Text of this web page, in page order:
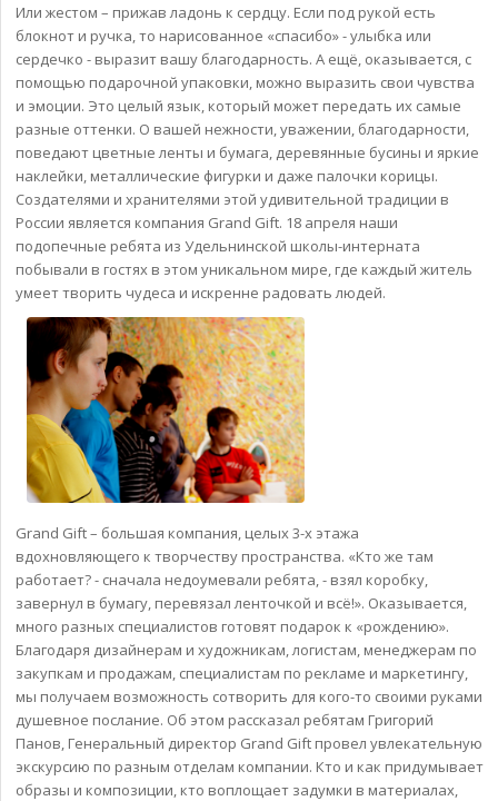
Или жестом – прижав ладонь к сердцу. Если под рукой есть
блокнот и ручка, то нарисованное «спасибо» - улыбка или
сердечко - выразит вашу благодарность. А ещё, оказывается, с
помощью подарочной упаковки, можно выразить свои чувства
и эмоции. Это целый язык, который может передать их самые
разные оттенки. О вашей нежности, уважении, благодарности,
поведают цветные ленты и бумага, деревянные бусины и яркие
наклейки, металлические фигурки и даже палочки корицы.
Создателями и хранителями этой удивительной традиции в
России является компания Grand Gift. 18 апреля наши
подопечные ребята из Удельнинской школы-интерната
побывали в гостях в этом уникальном мире, где каждый житель
умеет творить чудеса и искренне радовать людей.
Grand Gift – большая компания, целых 3-х этажа
вдохновляющего к творчеству пространства. «Кто же там
работает? - сначала недоумевали ребята, - взял коробку,
завернул в бумагу, перевязал ленточкой и всё!». Оказывается,
много разных специалистов готовят подарок к «рождению».
Благодаря дизайнерам и художникам, логистам, менеджерам по
закупкам и продажам, специалистам по рекламе и маркетингу,
мы получаем возможность сотворить для кого-то своими руками
душевное послание. Об этом рассказал ребятам Григорий
Панов, Генеральный директор Grand Gift провел увлекательную
экскурсию по разным отделам компании. Кто и как придумывает
образы и композиции, кто воплощает задумки в материалах,